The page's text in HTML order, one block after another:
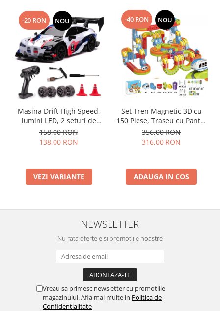
-20 RON NOU
Masina Drift High Speed,
lumini LED, 2 seturi de
Anvelope, pentru Copii +8
ani si Adulti , acumulator
158,00 RON
138,00 RON
VEZI VARIANTE
-40 RON NOU
Set Tren Magnetic 3D cu
150 Piese, Traseu cu Pante,
Buclă, Poduri și Cuburi
Colorate, Jucarie Educativa,
356,00 RON
316,00 RON
ADAUGA IN COS
NEWSLETTER
Nu rata ofertele si promotiile noastre
Vreau sa primesc newsletter cu promotiile
magazinului. Afla mai multe in Politica de
Confidentialitate